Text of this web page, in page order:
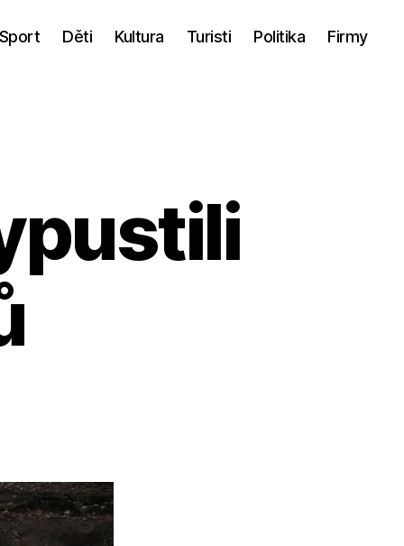
Sport Děti Kultura Turisti Politika Firmy